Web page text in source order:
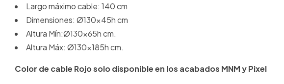
Largo máximo cable: 140 cm
Dimensiones: Ø130x45h cm
Altura Mín:Ø130x65h cm.
Altura Máx: Ø130x185h cm.
Color de cable Rojo solo disponible en los acabados MNM y Pixel